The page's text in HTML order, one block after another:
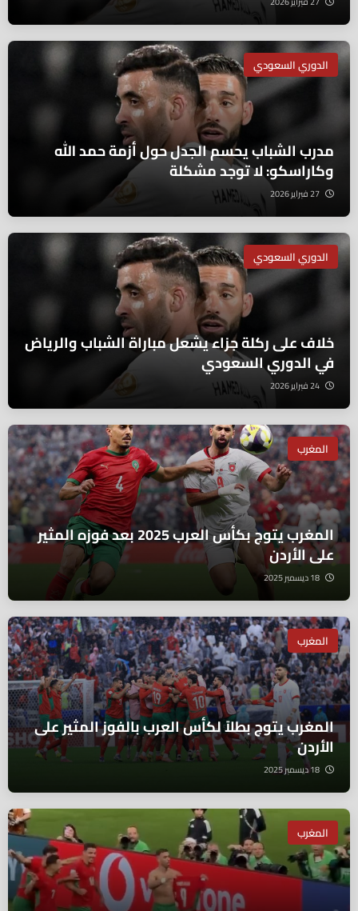
الدوري السعودي
مدرب الشباب يحسم الجدل حول أزمة حمد الله
وكاراسكو: لا توجد مشكلة
الدوري السعودي
خلاف على ركلة جزاء يشعل مباراة الشباب والرياض
في الدوري السعودي
المغرب
المغرب يتوج بكأس العرب 2025 بعد فوزه المثير
على الأردن
المغرب
المغرب يتوج بطلاً لكأس العرب بالفوز المثير على
الأردن
المغرب